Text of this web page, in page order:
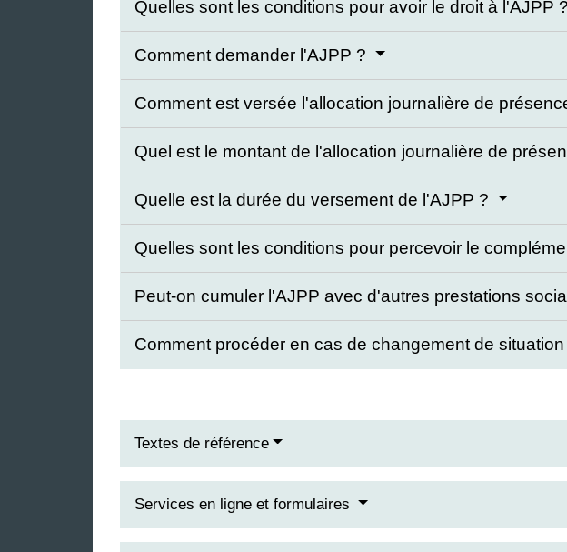
Quelles sont les conditions pour avoir le droit à l'AJPP ?
Comment demander l'AJPP ?
Comment est versée l'allocation journalière de
Quel est le montant de l'allocation journalière de
Quelle est la durée du versement de l'AJPP ?
Quelles sont les conditions pour percevoir le
Peut-on cumuler l'AJPP avec d'autres prestations
Comment procéder en cas de changement de situation
Textes de référence
Services en ligne et formulaires